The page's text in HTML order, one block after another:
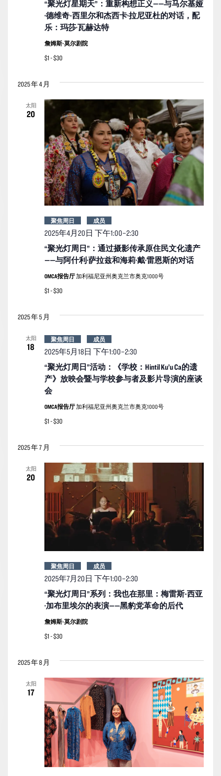
“聚光灯星期天”：重新构想正义——与马尔基娅
·德维奇-西里尔和杰西卡·拉尼亚杜的对话，配
乐：玛莎·瓦赫达特
詹姆斯-莫尔剧院
$1 - $30
2025 年 4 月
太阳
20
“聚光灯周日”：通过摄影传承原住民文化遗产
——与阿什利·萨拉兹和海莉·戴·雷恩斯的对话
2025年4月20日 下午1:00–2:30
聚焦周日 成员
OMCA报告厅加利福尼亚州奥克兰市奥克1000号
$1 - $30
2025 年 5 月
太阳
18
“聚光灯周日”活动：《学校：Hintil Ku’u Ca的遗
产》放映会暨与学校参与者及影片导演的座谈
会
2025年5月18日 下午1:00–2:30
聚焦周日 成员
OMCA报告厅加利福尼亚州奥克兰市奥克1000号
$1 - $30
2025 年 7 月
太阳
20
“聚光灯周日”系列：我也在那里：梅雷斯-西亚
·加布里埃尔的表演——黑豹党革命的后代
2025年7月20日 下午1:00–2:30
聚焦周日 成员
詹姆斯-莫尔剧院
$1 - $30
2025 年 8 月
太阳
17